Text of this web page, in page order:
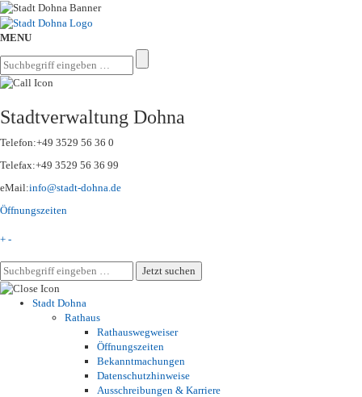
MENU
Stadtverwaltung Dohna
Telefon:+49 3529 56 36 0
Telefax:+49 3529 56 36 99
eMail:info@stadt-dohna.de
Öffnungszeiten
+ -
Stadt Dohna
Rathaus
Rathauswegweiser
Öffnungszeiten
Bekanntmachungen
Datenschutzhinweise
Ausschreibungen & Karriere